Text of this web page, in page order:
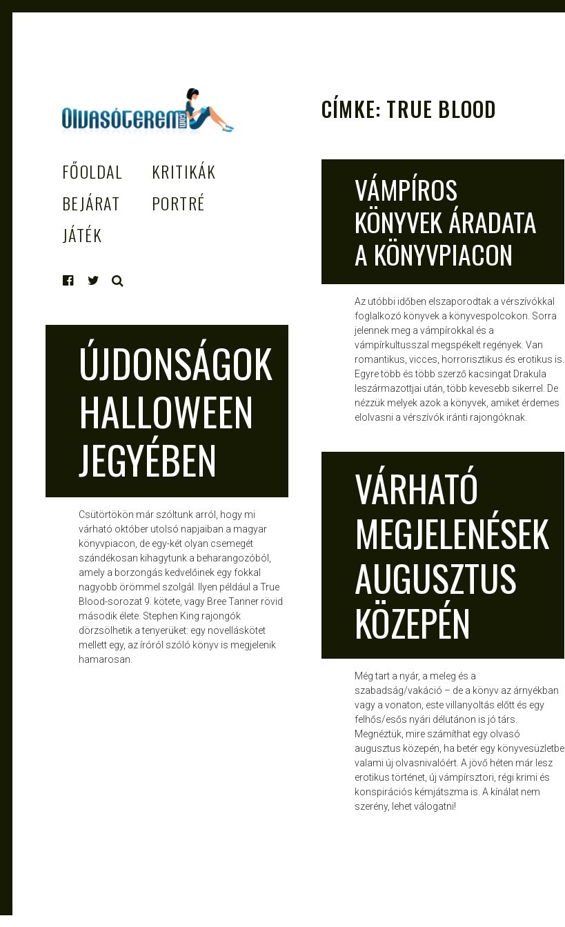
EGÉSZSÉGES OLVASÁS TÁMOGATÓJA
FŐOLDAL
KRITIKÁK
BEJÁRAT
PORTRÉ
JÁTÉK
CÍMKE: TRUE BLOOD
VÁMPÍROS
KÖNYVEK ÁRADATA
A KÖNYVPIACON
Az utóbbi időben elszaporodtak a vérszívókkal
foglalkozó könyvek a könyvespolcokon. Sorra
jelennek meg a vámpírokkal és a
vámpírkultusszal megspékelt regények. Van
romantikus, vicces, horrorisztikus és erotikus is.
Egyre több és több szerző kacsingat Drakula
leszármazottjai után, több kevesebb sikerrel. De
nézzük melyek azok a könyvek, amiket érdemes
elolvasni a vérszívók iránti rajongóknak.
OKT 29, 2010
ÚJDONSÁGOK
HALLOWEEN
JEGYÉBEN
Csütörtökön már szóltunk arról, hogy mi
várható október utolsó napjaiban a magyar
könyvpiacon, de egy-két olyan csemegét
szándékosan kihagytunk a beharangozóból,
amely a borzongás kedvelőinek egy fokkal
nagyobb örömmel szolgál. Ilyen például a True
Blood-sorozat 9. kötete, vagy Bree Tanner rövid
második élete. Stephen King rajongók
dörzsölhetik a tenyerüket: egy novelláskötet
mellett egy, az íróról szóló könyv is megjelenik
hamarosan.
AUG 5, 2010
VÁRHATÓ
MEGJELENÉSEK
AUGUSZTUS
KÖZEPÉN
Még tart a nyár, a meleg és a
szabadság/vakáció – de a könyv az árnyékban
vagy a vonaton, este villanyoltás előtt és egy
felhős/esős nyári délutánon is jó társ.
Megnéztük, mire számíthat egy olvasó
augusztus közepén, ha betér egy könyvesüzletbe
valami új olvasnivalóért. A jövő héten már lesz
erotikus történet, új vámpírsztori, régi krimi és
konspirációs kémjátszma is. A kínálat nem
szerény, lehet válogatni!